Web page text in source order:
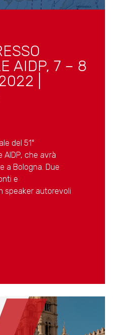
AIDP, 7 – 8
|
del 51°
AIDP, che avrà
a Bologna. Due
e
speaker autorevoli